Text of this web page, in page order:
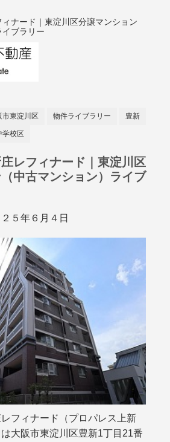
ナード｜東淀川区分譲マンション
イブラリー
市東淀川区 物件ライブラリー 豊新
学校区
レフィナード｜東淀川区
中古マンション）ライブ
５年６月４日
フィナード（プロパレス上新
大阪市東淀川区豊新1丁目21番